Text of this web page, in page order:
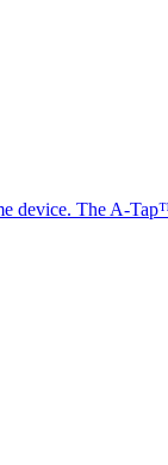
The A-